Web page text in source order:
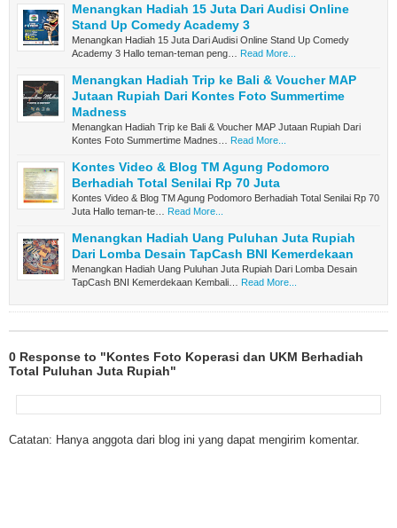
Menangkan Hadiah 15 Juta Dari Audisi Online
Stand Up Comedy Academy 3
Menangkan Hadiah 15 Juta Dari Audisi Online Stand Up Comedy
Academy 3 Hallo teman-teman peng…
Read More...
Menangkan Hadiah Trip ke Bali & Voucher MAP
Jutaan Rupiah Dari Kontes Foto Summertime
Madness
Menangkan Hadiah Trip ke Bali & Voucher MAP Jutaan Rupiah Dari
Kontes Foto Summertime Madnes…
Read More...
Kontes Video & Blog TM Agung Podomoro
Berhadiah Total Senilai Rp 70 Juta
Kontes Video & Blog TM Agung Podomoro Berhadiah Total Senilai Rp 70
Juta Hallo teman-te…
Read More...
Menangkan Hadiah Uang Puluhan Juta Rupiah
Dari Lomba Desain TapCash BNI Kemerdekaan
Menangkan Hadiah Uang Puluhan Juta Rupiah Dari Lomba Desain
TapCash BNI Kemerdekaan Kembali… Read More...
0 Response to "Kontes Foto Koperasi dan UKM Berhadiah
Total Puluhan Juta Rupiah"
Catatan: Hanya anggota dari blog ini yang dapat mengirim komentar.